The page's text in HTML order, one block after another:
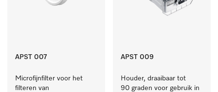
APST 007
Microfijnfilter voor het
filteren van
APST 009
Houder, draaibaar tot
90 graden voor gebruik in